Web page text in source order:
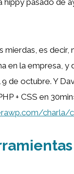
pasado de
mierdas, es
en la empresa,
de octubre. Y
+ CSS en